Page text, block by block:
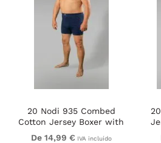
20 Nodi 935 Combed
Cotton Jersey Boxer with
Front Button Fly Navy
De 14,99 € IVA incluído